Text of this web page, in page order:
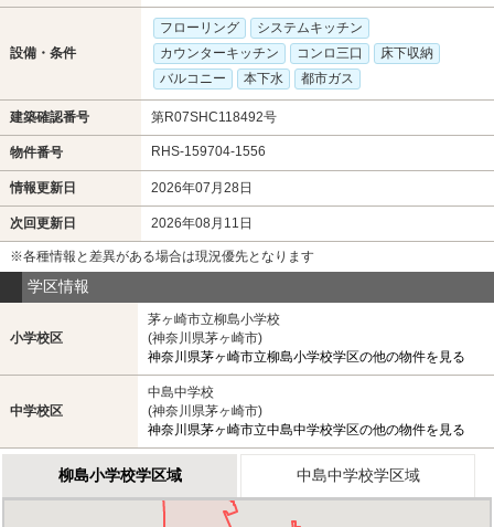
設備・条件
フローリング
システムキッチン
カウンターキッチン
コンロ三口
床下収納
バルコニー
本下水 都市ガス
建築確認番号 第R07SHC118492号
物件番号 RHS-159704-1556
情報更新日 2026年07月28日
次回更新日 2026年08月11日
※各種情報と差異がある場合は現況優先となります
学区情報
小学校区
茅ヶ崎市立柳島小学校
(神奈川県茅ヶ崎市)
神奈川県茅ヶ崎市立柳島小学校学区の他の物件を見る
中学校区
中島中学校
(神奈川県茅ヶ崎市)
神奈川県茅ヶ崎市立中島中学校学区の他の物件を見る
柳島小学校学区域 中島中学校学区域